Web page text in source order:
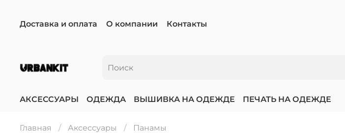
Доставка и оплата О компании Контакты
АКСЕССУАРЫ ОДЕЖДА ВЫШИВКА НА ОДЕЖДЕ ПЕЧАТЬ НА ОДЕЖДЕ
Главная Аксессуары Панамы